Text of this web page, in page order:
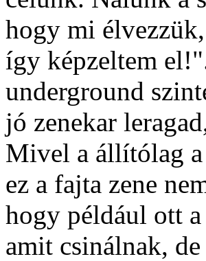
hogy mi
így képzeltem
underground
jó zenekar
Mivel a állítólag a
ez a fajta zene
hogy például ott a
amit csinálnak,